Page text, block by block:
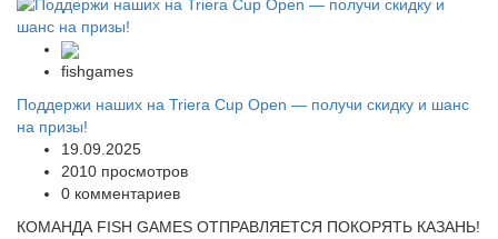
fishgames
Поддержи наших на Triera Cup Open — получи скидку и шанс
на призы!
19.09.2025
2010 просмотров
0 комментариев
КОМАНДА FISH GAMES ОТПРАВЛЯЕТСЯ ПОКОРЯТЬ КАЗАНЬ!